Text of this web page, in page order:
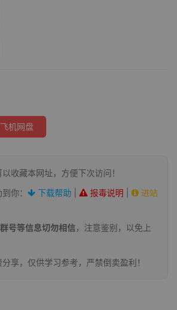
机网盘
收藏本网址，方便下次访问！
你：
下载帮助 报毒说明
进站
号等信息切勿相信，注意鉴别，以免上
享，仅供学习参考，严禁倒卖盈利！